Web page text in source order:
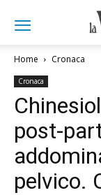
Home Cronaca
Cronaca
post-
pelvico.